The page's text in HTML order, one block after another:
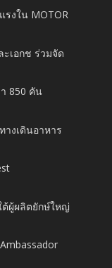
รงใน MOTOR
เอกช ร่วมจัด
850 คัน
างเดินอาหาร
ต้ผู้ผลิตยักษ์ใหญ่